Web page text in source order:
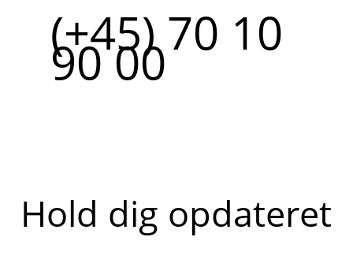
(+45) 70 10
90 00
Hold dig opdateret